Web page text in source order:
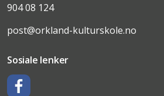
904 08 124
post@orkland-kulturskole.no
Sosiale lenker